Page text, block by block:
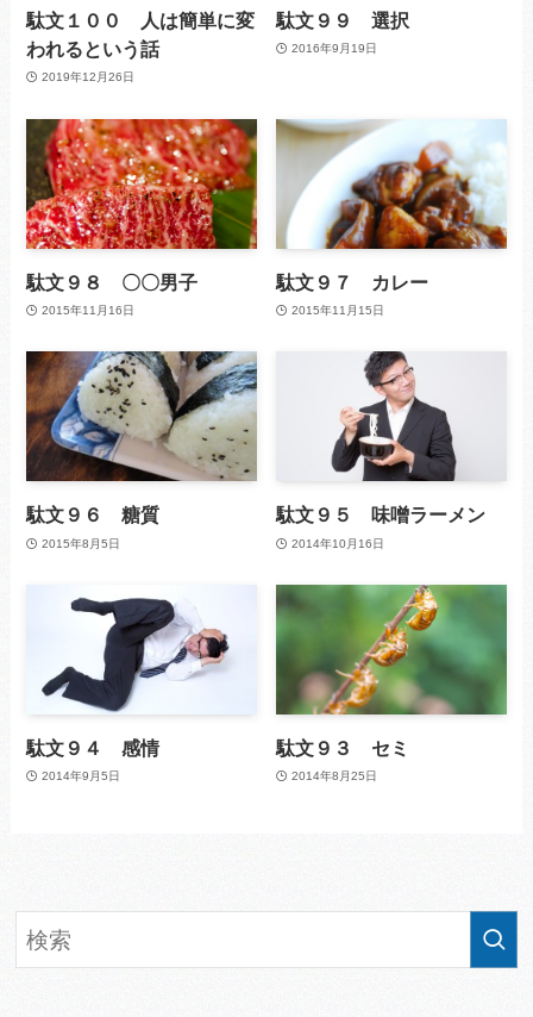
駄文１００ 人は簡単に変
われるという話
2019年12月26日
駄文９９ 選択
2016年9月19日
駄文９８ 〇〇男子
2015年11月16日
駄文９７ カレー
2015年11月15日
駄文９６ 糖質
2015年8月5日
駄文９５ 味噌ラーメン
2014年10月16日
駄文９４ 感情
2014年9月5日
駄文９３ セミ
2014年8月25日